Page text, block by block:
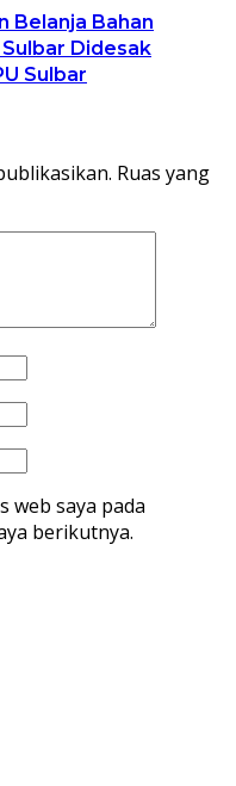
Belanja Bahan
Didesak
Sulbar
Ruas yang
web saya pada
berikutnya.